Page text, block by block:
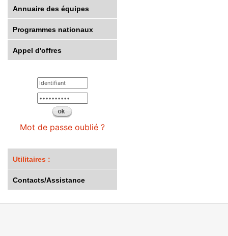
Annuaire des équipes
Programmes nationaux
Appel d'offres
Mot de passe oublié ?
Utilitaires :
Contacts/Assistance